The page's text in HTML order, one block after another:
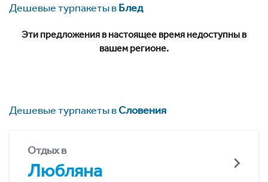
Дешевые турпакеты вБлед
Эти предложения в настоящее время недоступны в
вашем регионе.
Дешевые турпакеты вСловения
Отдых в
Любляна